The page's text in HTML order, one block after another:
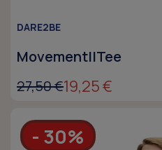
DARE2BE
MovementIITee
27,50 €19,25 €
- 30%